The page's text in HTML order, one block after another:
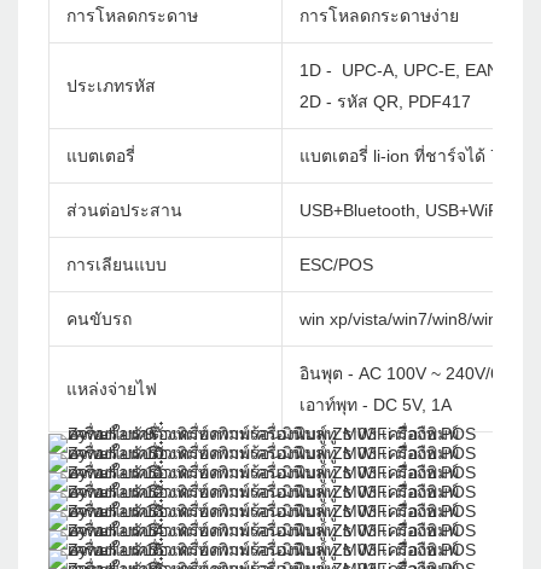
การโหลดกระดาษ การโหลดกระดาษง่าย
ประเภทรหัส
1D - UPC-A, UPC-E, EAN-8,
2D - รหัส QR, PDF417
แบตเตอรี่ แบตเตอรี่ li-ion ที่ชาร์จได้ 7.4V,
ส่วนต่อประสาน USB+Bluetooth, USB+WiFi
การเลียนแบบ ESC/POS
คนขับรถ win xp/vista/win7/win8/win10/
แหล่งจ่ายไฟ
อินพุต - AC 100V ~ 240V/60Hz
เอาท์พุท - DC 5V, 1A